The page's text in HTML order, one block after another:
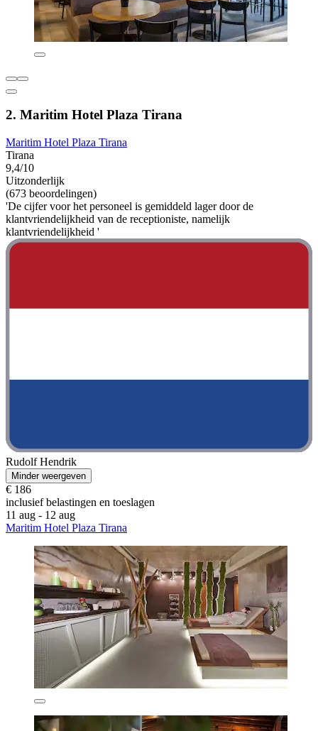
2. Maritim Hotel Plaza Tirana
Maritim Hotel Plaza Tirana
Tirana
9,4/10
Uitzonderlijk
(673 beoordelingen)
'De cijfer voor het personeel is gemiddeld lager door de
klantvriendelijkheid van de receptioniste, namelijk
klantvriendelijkheid '
Rudolf Hendrik
Minder weergeven
€ 186
inclusief belastingen en toeslagen
11 aug - 12 aug
Maritim Hotel Plaza Tirana